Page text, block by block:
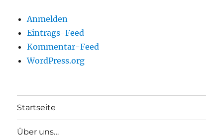
Anmelden
Eintrags-Feed
Kommentar-Feed
WordPress.org
Startseite
Über uns…